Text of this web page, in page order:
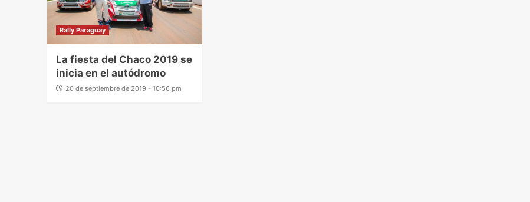
Rally Paraguay
La fiesta del Chaco 2019 se
inicia en el autódromo
20 de septiembre de 2019 - 10:56 pm